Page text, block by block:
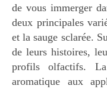
de vous immerger
deux principales
et la sauge sclarée.
de leurs histoires,
profils olfactifs.
aromatique aux